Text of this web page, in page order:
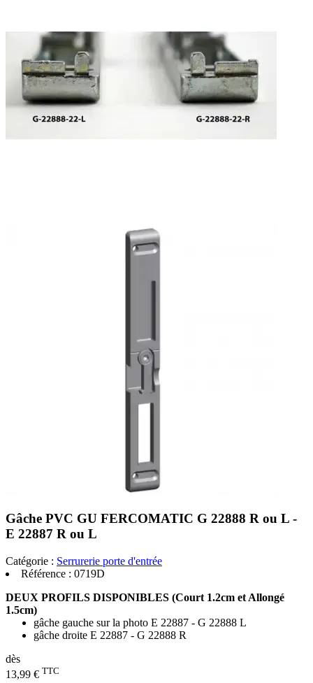
Gâche PVC GU FERCOMATIC G 22888 R ou L -
E 22887 R ou L
Catégorie : Serrurerie porte d'entrée
Référence : 0719D
DEUX PROFILS DISPONIBLES (Court 1.2cm et Allongé
1.5cm)
gâche gauche sur la photo E 22887 - G 22888 L
gâche droite E 22887 - G 22888 R
dès
13,99 € TTC